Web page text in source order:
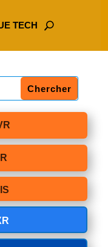
TECH